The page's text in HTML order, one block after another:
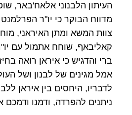
העיתון הלבנוני אלאח'באר,
מדווח הבוקר כי יו"ר
צוות המשא ומתן האיראני,
קאליבאף, שוחח אתמול עם
ברי והדגיש כי איראן רואה
אמל מגינים של לבנון ושל
לדבריו, היחסים בין איראן
ניתנים להפרדה, ודמנו ודמכם